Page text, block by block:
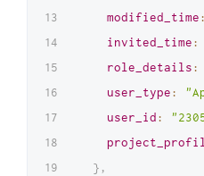
modified_time:
invited_time:
role_details:
user_type:
user_id:
} ,